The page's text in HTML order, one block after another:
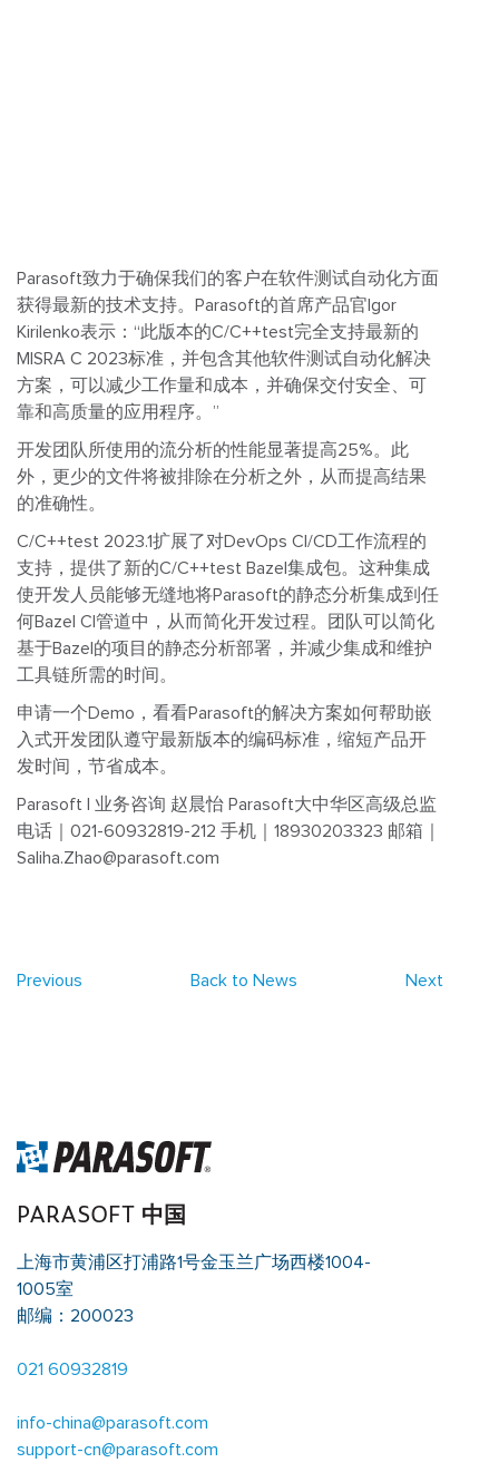
Parasoft致力于确保我们的客户在软件测试自动化方面
获得最新的技术支持。Parasoft的首席产品官Igor
Kirilenko表示：“此版本的C/C++test完全支持最新的
MISRA C 2023标准，并包含其他软件测试自动化解决
方案，可以减少工作量和成本，并确保交付安全、可
靠和高质量的应用程序。”
开发团队所使用的流分析的性能显著提高25%。此
外，更少的文件将被排除在分析之外，从而提高结果
的准确性。
C/C++test 2023.1扩展了对DevOps CI/CD工作流程的
支持，提供了新的C/C++test Bazel集成包。这种集成
使开发人员能够无缝地将Parasoft的静态分析集成到任
何Bazel CI管道中，从而简化开发过程。团队可以简化
基于Bazel的项目的静态分析部署，并减少集成和维护
工具链所需的时间。
申请一个Demo，看看Parasoft的解决方案如何帮助嵌
入式开发团队遵守最新版本的编码标准，缩短产品开
发时间，节省成本。
Parasoft | 业务咨询 赵晨怡 Parasoft大中华区高级总监
电话｜021-60932819-212 手机｜18930203323 邮箱｜
Saliha.Zhao@parasoft.com
Previous Back to News
Next
PARASOFT 中国
上海市黄浦区打浦路1号金玉兰广场西楼1004-
1005室
邮编：200023
021 60932819
info-china@parasoft.com
support-cn@parasoft.com